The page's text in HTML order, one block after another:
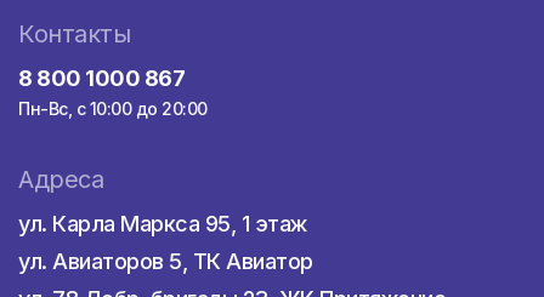
Контакты
8 800 1000 867
Пн-Вс, с 10:00 до 20:00
Адреса
ул. Карла Маркса 95, 1 этаж
ул. Авиаторов 5, ТК Авиатор